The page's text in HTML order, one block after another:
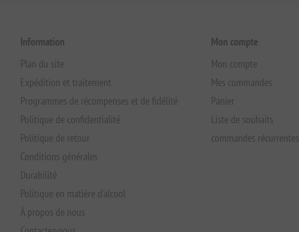
Information
Plan du site
Expédition et traitement
Programmes de récompenses et de fidélité
Politique de confidentialité
Politique de retour
Conditions générales
Durabilité
Politique en matière d'alcool
À propos de nous
Mon compte
Mon compte
Mes commandes
Panier
Liste de souhaits
commandes récurrentes